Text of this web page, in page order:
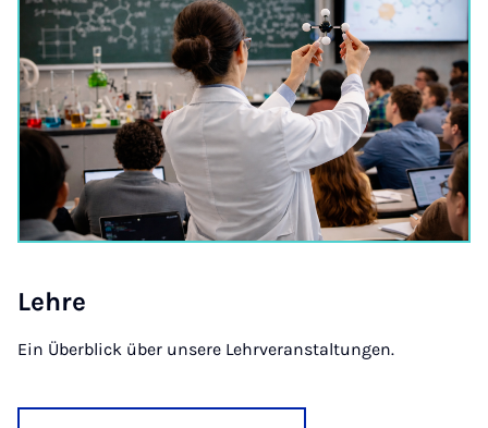
Leh­re
Ein Überblick über unsere Lehrveranstaltungen.